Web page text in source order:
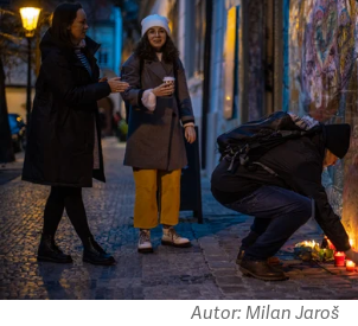
Autor: Milan Jaroš